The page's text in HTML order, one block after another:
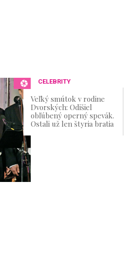
CELEBRITY
Veľký smútok v rodine
Dvorských: Odišiel
obľúbený operný spevák.
Ostali už len štyria bratia